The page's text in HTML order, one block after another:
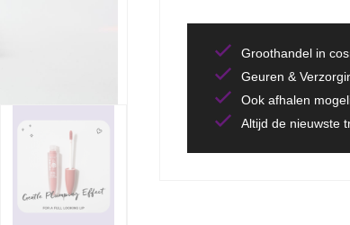
Groothandel in
Geuren &
Ook afhalen
Altijd de nieuwste